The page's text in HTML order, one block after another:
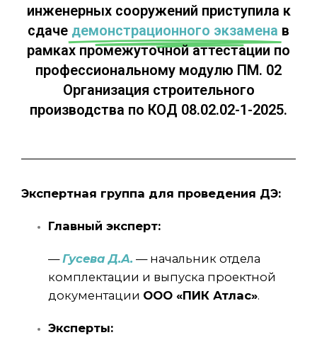
инженерных сооружений приступила к
сдаче демонстрационного экзамена в
рамках промежуточной аттестации по
профессиональному модулю ПМ. 02
Организация строительного
производства по КОД 08.02.02-1-2025.
Экспертная группа для проведения ДЭ:
Главный эксперт:
—Гусева Д.А. — начальник отдела
комплектации и выпуска проектной
документации ООО «ПИК Атлас».
Эксперты: